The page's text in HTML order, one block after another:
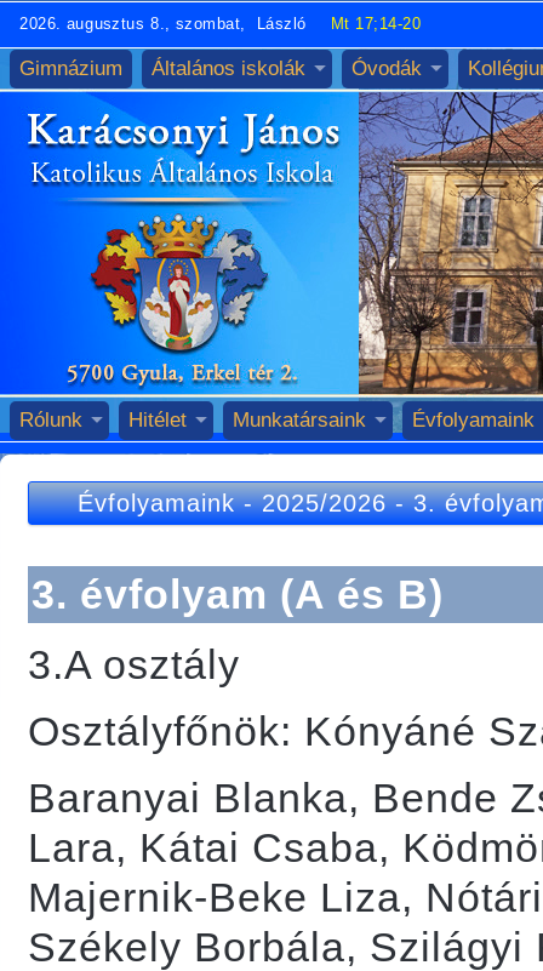
2026. augusztus 8., szombat, László Mt 17;14-20
Gimnázium Általános iskolák Óvodák
Rólunk Hitélet Munkatársaink Évfolyamaink
Évfolyamaink-2025/2026-3.
3. évfolyam (A és B)
3.A osztály
Osztályfőnök: Kónyáné
Baranyai Blanka, Bende
Lara, Kátai Csaba,
Majernik-Beke Liza,
Székely Borbála, Szilágyi